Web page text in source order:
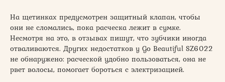
На щетинках предусмотрен защитный клапан, чтобы
они не сломались, пока расческа лежит в сумке.
Несмотря на это, в отзывах пишут, что зубчики иногда
отваливаются. Других недостатков у Go Beautiful SZ6022
не обнаружено: расческой удобно пользоваться, она не
рвет волосы, помогает бороться с электризацией.